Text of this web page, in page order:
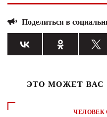
Поделиться в
ЭТО МОЖЕТ ВАС
ЧЕЛОВЕК